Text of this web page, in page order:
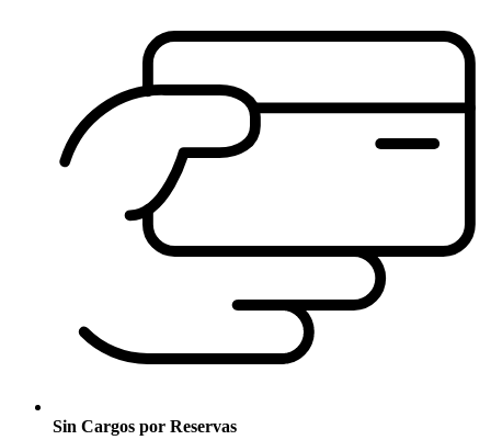
Sin Cargos por Reservas